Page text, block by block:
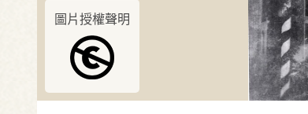
圖片授權聲明